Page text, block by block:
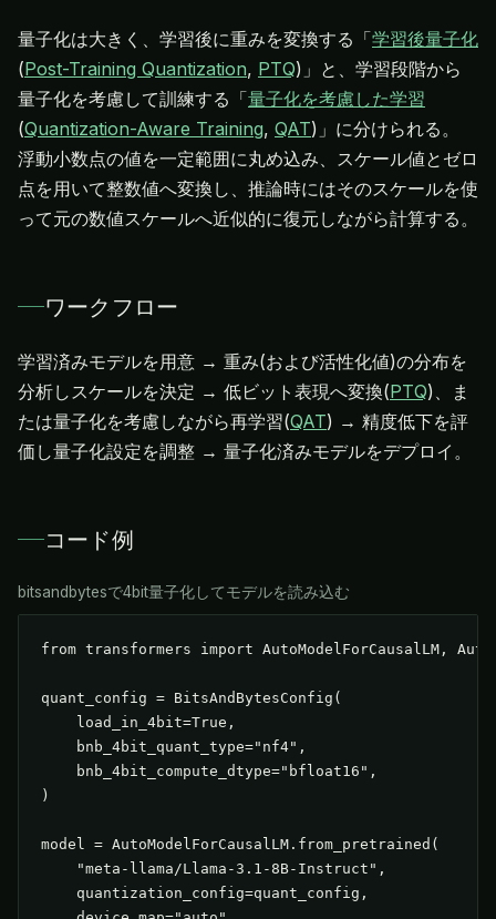
量子化は大きく、学習後に重みを変換する「学習後量子化
(Post-Training Quantization, PTQ)」と、学習段階から
量子化を考慮して訓練する「量子化を考慮した学習
(Quantization-Aware Training, QAT)」に分けられる。
浮動小数点の値を一定範囲に丸め込み、スケール値とゼロ
点を用いて整数値へ変換し、推論時にはそのスケールを使
って元の数値スケールへ近似的に復元しながら計算する。
ワークフロー
学習済みモデルを用意 → 重み(および活性化値)の分布を
分析しスケールを決定 → 低ビット表現へ変換(PTQ)、ま
たは量子化を考慮しながら再学習(QAT) → 精度低下を評
価し量子化設定を調整 → 量子化済みモデルをデプロイ。
コード例
bitsandbytesで4bit量子化してモデルを読み込む
from transformers import AutoModelForCausalLM,
quant_config = BitsAndBytesConfig(
    load_in_4bit=True,
    bnb_4bit_quant_type="nf4",
    bnb_4bit_compute_dtype="bfloat16",
)
model = AutoModelForCausalLM.from_pretrained(
    "meta-llama/Llama-3.1-8B-Instruct",
    quantization_config=quant_config,